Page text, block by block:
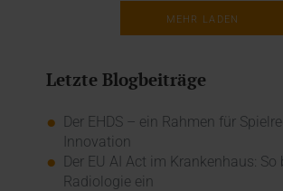
MEHR LADEN
Letzte Blogbeiträge
Der EHDS – ein Rahmen für
Innovation
Der EU AI Act im Krankenhaus:
Radiologie ein